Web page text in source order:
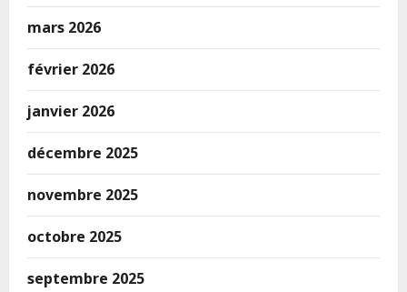
mars 2026
février 2026
janvier 2026
décembre 2025
novembre 2025
octobre 2025
septembre 2025